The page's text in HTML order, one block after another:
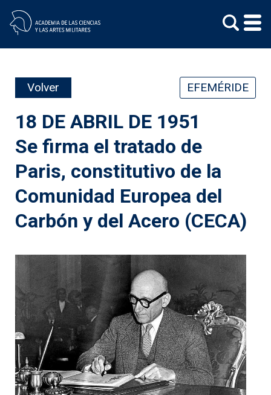
content
Volver EFEMÉRIDE
18 DE ABRIL DE 1951
Se firma el tratado de
Paris, constitutivo de la
Comunidad Europea del
Carbón y del Acero (CECA)